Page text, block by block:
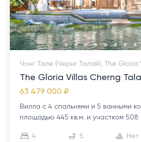
Чонг Тале (Чернг Талай), The Gloria
The Gloria Villas Cherng
63 479 000 ₽
Вилла с 4 спальнями и 5 ванными
площадью 445 кв.м. и участком 508
4 5 Нет